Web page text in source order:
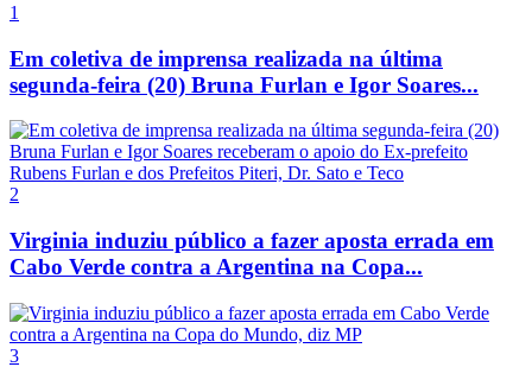
1
Em coletiva de imprensa realizada na última
segunda-feira (20) Bruna Furlan e Igor Soares...
2
Virginia induziu público a fazer aposta errada em
Cabo Verde contra a Argentina na Copa...
3